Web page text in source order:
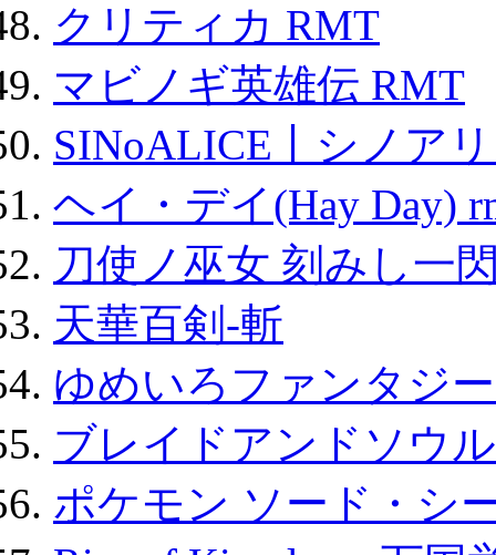
クリティカ RMT
マビノギ英雄伝 RMT
SINoALICE丨シノア
ヘイ・デイ(Hay Day)
刀使ノ巫女 刻みし一
天華百剣-斬
ゆめいろファンタジ
ブレイドアンドソウ
ポケモン ソード・シ